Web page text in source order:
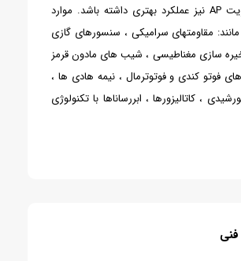
پیشرانه کامپوزیت AP نیز عملکرد بهتری داشته باشد. موارد
مانند: مقاومتهای سرامیکی ، سنسورهای گازی
سازی مغناطیسی ، شیب های مادون قرمز
فوتو کندی و فوتوترمال ، نیمه هادی ها ،
، کاتالیزورها ، ابررساناها با تکنولوژی